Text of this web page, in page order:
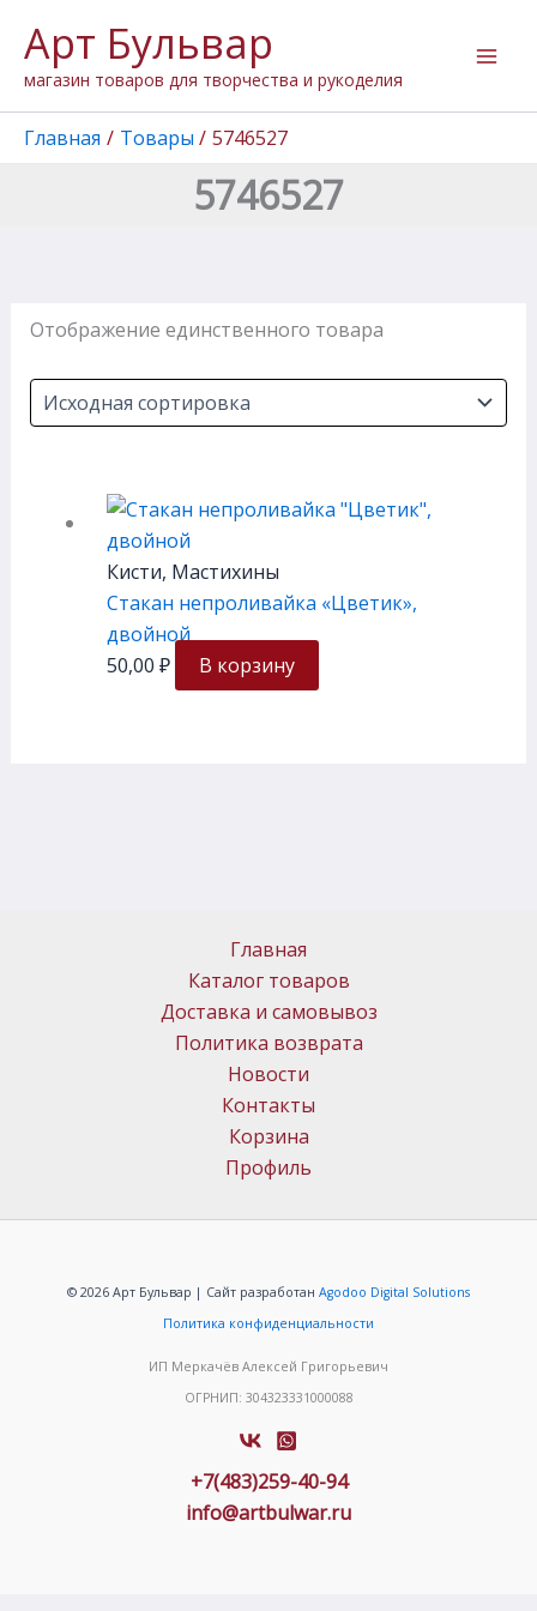
содержимому
Арт Бульвар
магазин товаров для творчества и рукоделия
Главная Товары 5746527
5746527
Отображение единственного товара
Кисти, Мастихины
Стакан непроливайка «Цветик»,
двойной
50,00 ₽ В корзину
Главная
Каталог товаров
Доставка и самовывоз
Политика возврата
Новости
Контакты
Корзина
Профиль
© 2026 Арт Бульвар | Сайт разработан Agodoo Digital Solutions
Политика конфиденциальности
ИП Меркачёв Алексей Григорьевич
ОГРНИП: 304323331000088
+7(483)259-40-94
info@artbulwar.ru